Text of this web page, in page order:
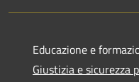
Educazione e
Giustizia e sicurezza